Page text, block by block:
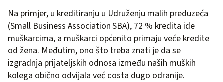
Na primjer, u kreditiranju u Udruženju malih preduzeća
(Small Business Association SBA), 72 % kredita ide
muškarcima, a muškarci općenito primaju veće kredite
od žena. Međutim, ono što treba znati je da se
izgradnja prijateljskih odnosa između naših muških
kolega obično odvijala već dosta dugo odranije.